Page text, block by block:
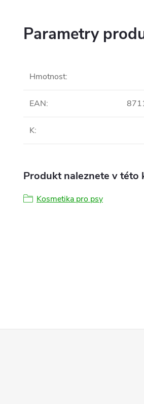
Parametry
Hmotnost:
EAN:
K:
Produkt naleznete v této
Kosmetika pro psy